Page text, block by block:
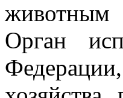
животным
Орган